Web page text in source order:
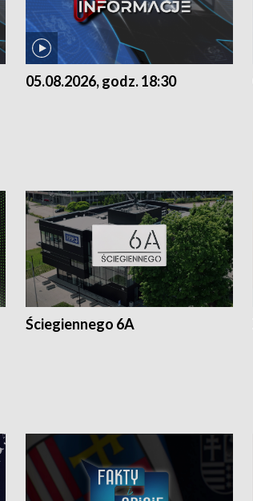
05.08.2026, godz. 18:30
Ściegiennego 6A